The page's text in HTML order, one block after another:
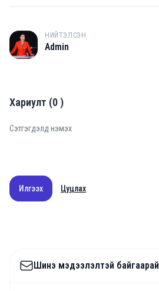
A
НИЙТЭЛСЭН
Admin
Хариулт (0)
Илгээх Цуцлах
Шинэ мэдээлэлтэй байгаарай